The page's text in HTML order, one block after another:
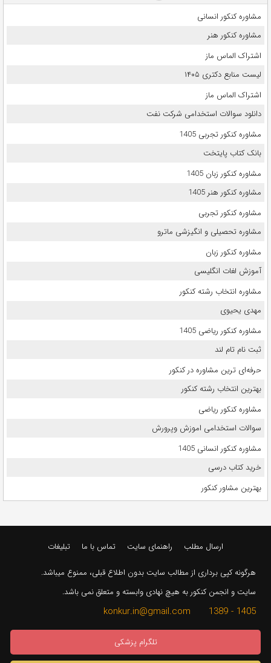
مشاوره کنکور انسانی
مشاوره کنکور هنر
اشتراک الماس ماز
لیست منابع دکتری ۱۴۰۵
اشتراک الماس ماز
دانلود سوالات استخدامی شرکت نفت
مشاوره کنکور تجربی 1405
بانک کتاب پایتخت
مشاوره کنکور زبان 1405
مشاوره کنکور هنر 1405
مشاوره کنکور تجربی
مشاوره تحصیلی و انگیزشی ماترو
مشاوره کنکور زبان
آموزش لغات انگلیسی
مشاوره انتخاب رشته کنکور
مهدی یحیوی
مشاوره کنکور ریاضی 1405
ثبت نام تام لند
حرفه‌ای ترین مشاوره در کنکور
بهترین انتخاب رشته کنکور
مشاوره کنکور ریاضی
سوالات استخدامی اموزش وپرورش
مشاوره کنکور انسانی 1405
خرید کتاب درسی
بهترین مشاور کنکور
ارسال مطلب راهنمای سایت تماس با ما تبلیغات
هرگونه کپی برداری از مطالب سایت بدون اطلاع قبلی، ممنوع میباشد.
سایت و انجمن کنکور به هیچ نهادی وابسته و متعلق نمی باشد.
1405 - 1389 konkur.in@gmail.com
تلگرام پزشکی